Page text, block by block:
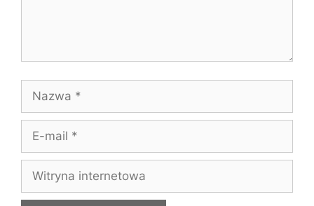
mail
internetowa